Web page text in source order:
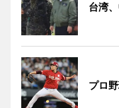
台湾
プロ